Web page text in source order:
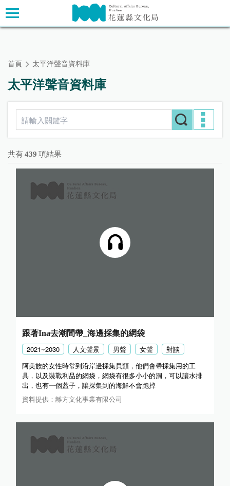
跳
到
主
塊
主要內容區塊
首頁 太平洋聲音資料庫
太平洋聲音資料庫
共有 439 項結果
跟著Ina去潮間帶_海邊採集的網袋
2021~2030 人文聲景 男聲 女聲
對談
阿美族的女性時常到沿岸邊採集貝類，他們會帶採集用的工
具，以及裝戰利品的網袋，網袋有很多小小的洞，可以讓水排
出，也有一個蓋子，讓採集到的海鮮不會跑掉
資料提供：離方文化事業有限公司